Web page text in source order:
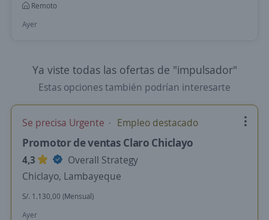
Remoto
Ayer
Ya viste todas las ofertas de "impulsador"
Estas opciones también podrían interesarte
Se precisa Urgente Empleo destacado
Promotor de ventas Claro Chiclayo
4,3
Overall Strategy
Chiclayo, Lambayeque
S/. 1.130,00 (Mensual)
Ayer